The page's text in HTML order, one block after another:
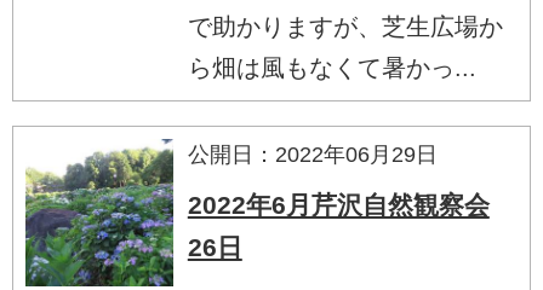
で助かりますが、芝生広場か
ら畑は風もなくて暑かっ...
公開日：2022年06月29日
2022年6月芹沢自然観察会
26日